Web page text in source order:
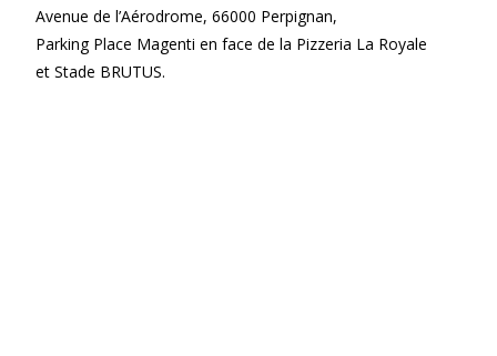
Avenue de l’Aérodrome, 66000 Perpignan,
Parking Place Magenti en face de la Pizzeria La Royale
et Stade BRUTUS.